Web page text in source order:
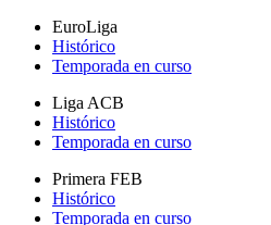
EuroLiga
Histórico
Temporada en curso
Liga ACB
Histórico
Temporada en curso
Primera FEB
Histórico
Temporada en curso